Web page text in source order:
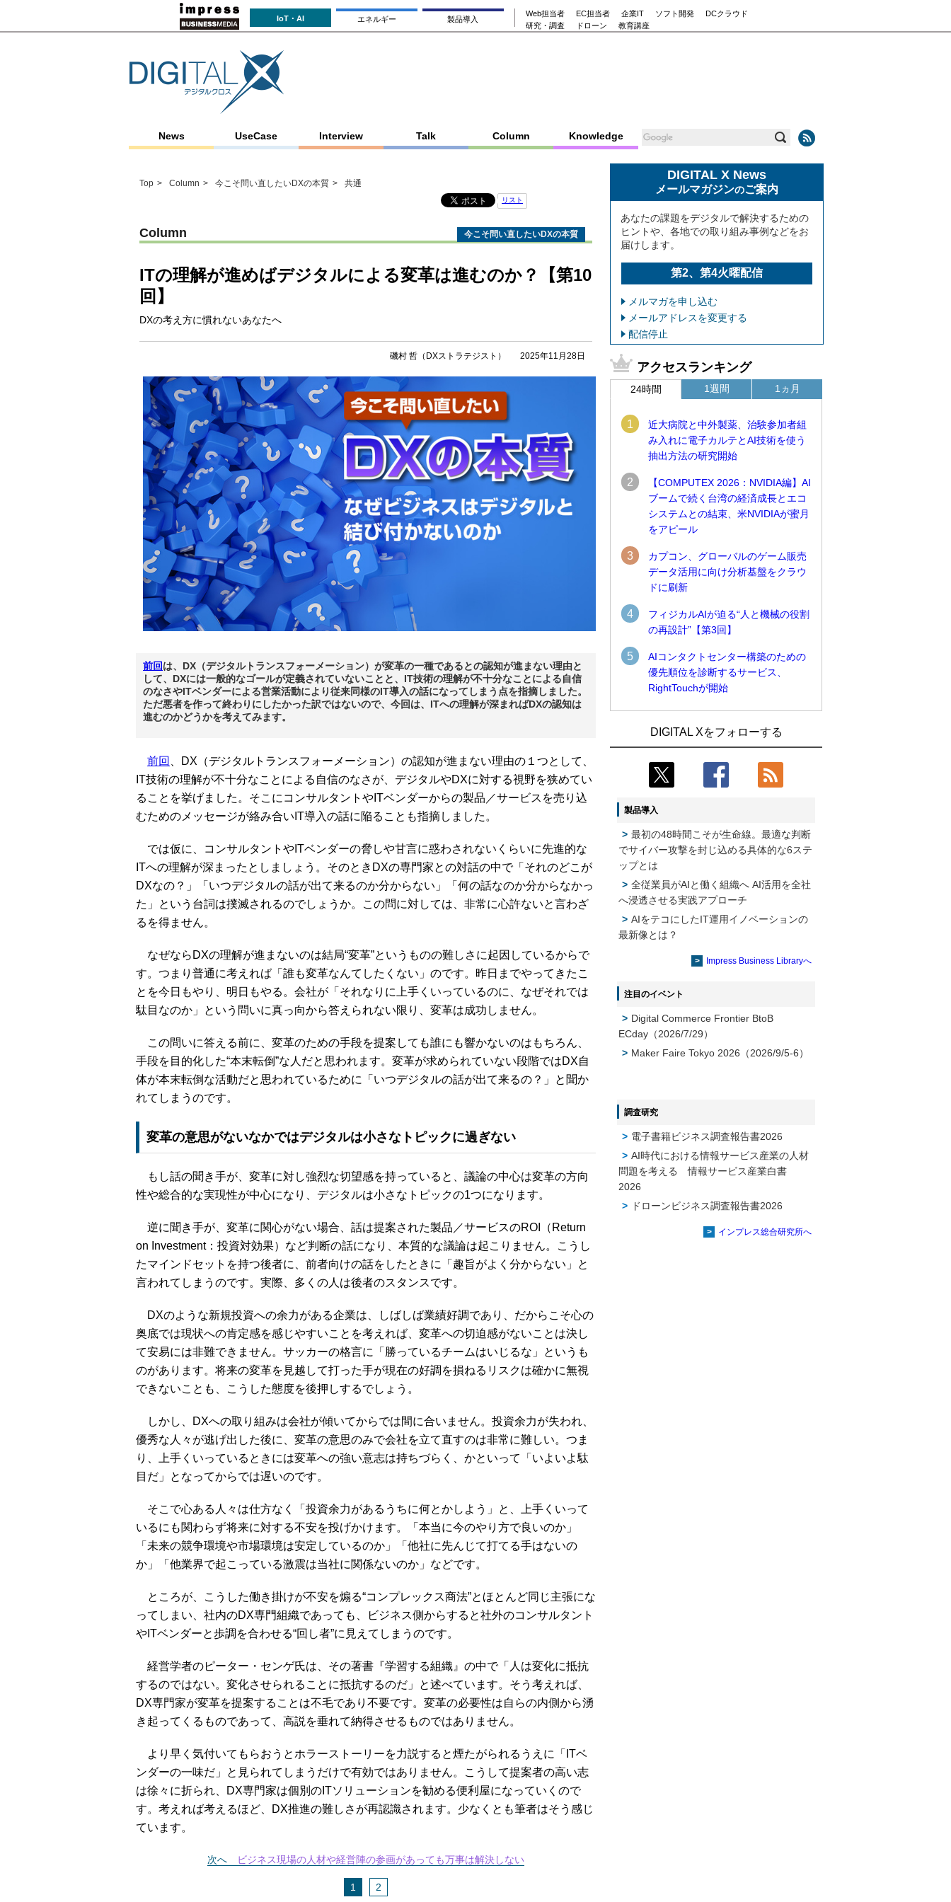
IoT・AI エネルギー 製品導入
Web担当者 EC担当者 企業IT ソフト開発
DCクラウド
研究・調査
ドローン 教育講座
News UseCase Interview Talk Column Knowledge
Top Column 今こそ問い直したいDXの本質 共通
リスト
Column 今こそ問い直したいDXの本質
ITの理解が進めばデジタルによる変革は進むのか？【第10
回】
DXの考え方に慣れないあなたへ
磯村 哲（DXストラテジスト） 2025年11月28日
前回は、DX（デジタルトランスフォーメーション）が変革の一種であるとの認知が進まない理由と
して、DXには一般的なゴールが定義されていないことと、IT技術の理解が不十分なことによる自信
のなさやITベンダーによる営業活動により従来同様のIT導入の話になってしまう点を指摘しました。
ただ悪者を作って終わりにしたかった訳ではないので、今回は、ITへの理解が深まればDXの認知は
進むのかどうかを考えてみます。
前回
、DX（デジタルトランスフォーメーション）の認知が進まない理由の１つとして、
IT技術の理解が不十分なことによる自信のなさが、デジタルやDXに対する視野を狭めてい
ることを挙げました。そこにコンサルタントやITベンダーからの製品／サービスを売り込
むためのメッセージが絡み合いIT導入の話に陥ることも指摘しました。
では仮に、コンサルタントやITベンダーの脅しや甘言に惑わされないくらいに先進的な
ITへの理解が深まったとしましょう。そのときDXの専門家との対話の中で「それのどこが
DXなの？」「いつデジタルの話が出て来るのか分からない」「何の話なのか分からなかっ
た」という台詞は撲滅されるのでしょうか。この問に対しては、非常に心許ないと言わざ
るを得ません。
なぜならDXの理解が進まないのは結局“変革”というものの難しさに起因しているからで
す。つまり普通に考えれば「誰も変革なんてしたくない」のです。昨日までやってきたこ
とを今日もやり、明日もやる。会社が「それなりに上手くいっているのに、なぜそれでは
駄目なのか」という問いに真っ向から答えられない限り、変革は成功しません。
この問いに答える前に、変革のための手段を提案しても誰にも響かないのはもちろん、
手段を目的化した“本末転倒”な人だと思われます。変革が求められていない段階ではDX自
体が本末転倒な活動だと思われているために「いつデジタルの話が出て来るの？」と聞か
れてしまうのです。
変革の意思がないなかではデジタルは小さなトピックに過ぎない
もし話の聞き手が、変革に対し強烈な切望感を持っていると、議論の中心は変革の方向
性や総合的な実現性が中心になり、デジタルは小さなトピックの1つになります。
逆に聞き手が、変革に関心がない場合、話は提案された製品／サービスのROI（Return
on Investment：投資対効果）など判断の話になり、本質的な議論は起こりません。こうし
たマインドセットを持つ後者に、前者向けの話をしたときに「趣旨がよく分からない」と
言われてしまうのです。実際、多くの人は後者のスタンスです。
DXのような新規投資への余力がある企業は、しばしば業績好調であり、だからこそ心の
奥底では現状への肯定感を感じやすいことを考えれば、変革への切迫感がないことは決し
て安易には非難できません。サッカーの格言に「勝っているチームはいじるな」というも
のがあります。将来の変革を見越して打った手が現在の好調を損ねるリスクは確かに無視
できないことも、こうした態度を後押しするでしょう。
しかし、DXへの取り組みは会社が傾いてからでは間に合いません。投資余力が失われ、
優秀な人々が逃げ出した後に、変革の意思のみで会社を立て直すのは非常に難しい。つま
り、上手くいっているときには変革への強い意志は持ちづらく、かといって「いよいよ駄
目だ」となってからでは遅いのです。
そこで心ある人々は仕方なく「投資余力があるうちに何とかしよう」と、上手くいって
いるにも関わらず将来に対する不安を投げかけます。「本当に今のやり方で良いのか」
「未来の競争環境や市場環境は安定しているのか」「他社に先んじて打てる手はないの
か」「他業界で起こっている激震は当社に関係ないのか」などです。
ところが、こうした働き掛けが不安を煽る“コンプレックス商法”とほとんど同じ主張にな
ってしまい、社内のDX専門組織であっても、ビジネス側からすると社外のコンサルタント
やITベンダーと歩調を合わせる“回し者”に見えてしまうのです。
経営学者のピーター・センゲ氏は、その著書『学習する組織』の中で「人は変化に抵抗
するのではない。変化させられることに抵抗するのだ」と述べています。そう考えれば、
DX専門家が変革を提案することは不毛であり不要です。変革の必要性は自らの内側から湧
き起ってくるものであって、高説を垂れて納得させるものではありません。
より早く気付いてもらおうとホラーストーリーを力説すると煙たがられるうえに「ITベ
ンダーの一味だ」と見られてしまうだけで有効ではありません。こうして提案者の高い志
は徐々に折られ、DX専門家は個別のITソリューションを勧める便利屋になっていくので
す。考えれば考えるほど、DX推進の難しさが再認識されます。少なくとも筆者はそう感じ
ています。
次へ ビジネス現場の人材や経営陣の参画があっても万事は解決しない
1 2
DIGITAL X News
メールマガジンのご案内
あなたの課題をデジタルで解決するための
ヒントや、各地での取り組み事例などをお
届けします。
第2、第4火曜配信
メルマガを申し込む
メールアドレスを変更する
配信停止
アクセスランキング
24時間
1
近大病院と中外製薬、治験参加者組
み入れに電子カルテとAI技術を使う
抽出方法の研究開始
2
【COMPUTEX 2026：NVIDIA編】AI
ブームで続く台湾の経済成長とエコ
システムとの結束、米NVIDIAが蜜月
をアピール
3
カプコン、グローバルのゲーム販売
データ活用に向け分析基盤をクラウ
ドに刷新
4
フィジカルAIが迫る“人と機械の役割
の再設計”【第3回】
5
AIコンタクトセンター構築のための
優先順位を診断するサービス、
RightTouchが開始
1週間
れに電子カルテとAI技術を使う抽出方法
の研究開始
Umios、消費者起点の販売計画策定に向
3
歩行ロボット利用を検証
4
【COMPUTEX 2026：Arm編】チップ自
社製造で鍵を握る台湾サプライチェー
ン、英Armが連携を強調
フィジカルAIが迫る“人と機械の役割の再
設計”【第3回】
1ヵ月
仮想化技術を使う統合基盤を本格稼働
鹿島建設、鋼管柱へのコンクリート充填
時の異常を検出するAIを遠隔監視システ
3
めているのか【第25回】
4
近大病院と中外製薬、治験参加者組み入
れに電子カルテとAI技術を使う抽出方法
の研究開始
製造業の現場の暗黙知を組織横断で活用
するためのナレッジ管理基盤、LIGHTzが
DIGITAL Xをフォローする
製品導入
最初の48時間こそが生命線。最適な判断
でサイバー攻撃を封じ込める具体的な6ステ
ップとは
全従業員がAIと働く組織へ AI活用を全社
へ浸透させる実践アプローチ
AIをテコにしたIT運用イノベーションの
最新像とは？
Impress Business Libraryへ
注目のイベント
Digital Commerce Frontier BtoB
ECday（2026/7/29）
Maker Faire Tokyo 2026（2026/9/5-6）
調査研究
電子書籍ビジネス調査報告書2026
AI時代における情報サービス産業の⼈材
問題を考える 情報サービス産業⽩書
2026
ドローンビジネス調査報告書2026
インプレス総合研究所へ